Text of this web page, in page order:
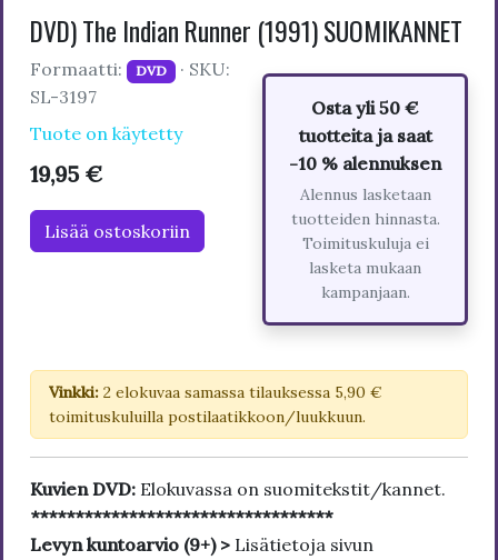
DVD) The Indian Runner (1991) SUOMIKANNET
Formaatti: DVD · SKU:
SL-3197
Tuote on käytetty
19,95 €
Lisää ostoskoriin
Osta yli 50 €
tuotteita ja saat
-10 % alennuksen
Alennus lasketaan
tuotteiden hinnasta.
Toimituskuluja ei
lasketa mukaan
kampanjaan.
Vinkki: 2 elokuvaa samassa tilauksessa 5,90 €
toimituskuluilla postilaatikkoon/luukkuun.
Kuvien DVD: Elokuvassa on suomitekstit/kannet.
**********************************
Levyn kuntoarvio (9+) > Lisätietoja sivun